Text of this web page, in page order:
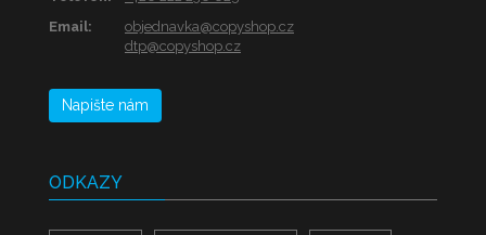
Email:
objednavka@copyshop.cz
dtp@copyshop.cz
Napište nám
ODKAZY